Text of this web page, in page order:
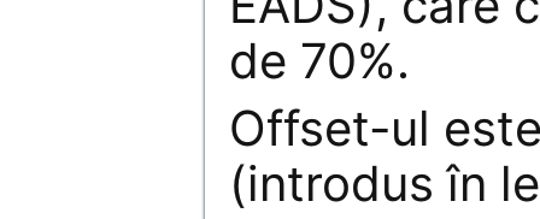
de 70%.
Offset-ul
(introdus în